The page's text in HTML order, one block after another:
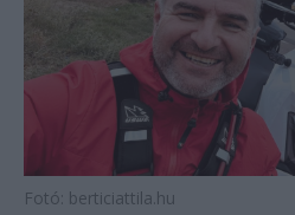
Fotó: berticiattila.hu